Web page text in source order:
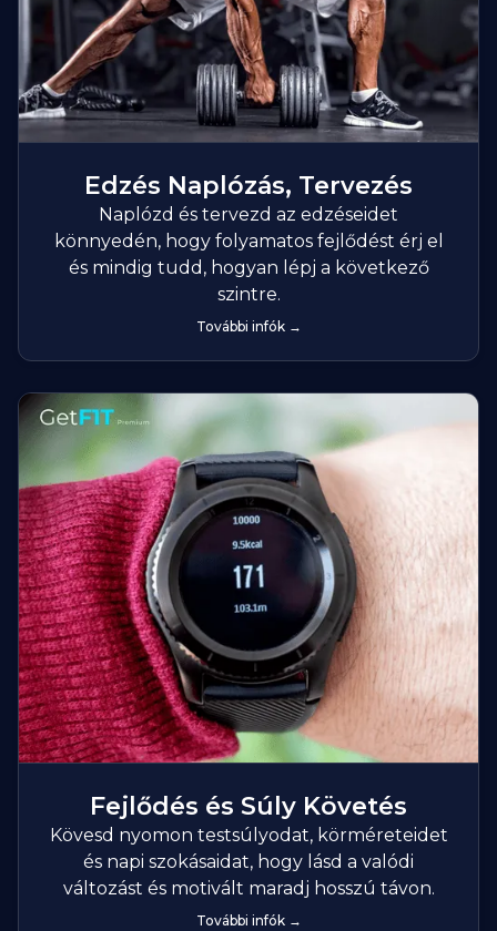
Edzés Naplózás, Tervezés
Naplózd és tervezd az edzéseidet
könnyedén, hogy folyamatos fejlődést érj el
és mindig tudd, hogyan lépj a következő
szintre.
További infók →
Fejlődés és Súly Követés
Kövesd nyomon testsúlyodat, körméreteidet
és napi szokásaidat, hogy lásd a valódi
változást és motivált maradj hosszú távon.
További infók →